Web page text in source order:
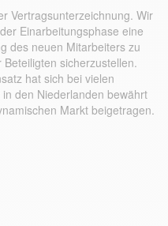
Vertragsunterzeichnung. Wir
Einarbeitungsphase eine
des neuen Mitarbeiters zu
sicherzustellen.
hat sich bei vielen
den Niederlanden bewährt
Markt beigetragen.